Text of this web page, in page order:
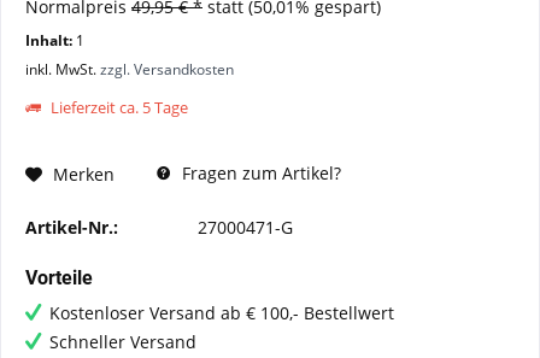
Normalpreis 49,95 € * statt (50,01% gespart)
Inhalt: 1
inkl. MwSt.zzgl. Versandkosten
Lieferzeit ca. 5 Tage
Merken Fragen zum Artikel?
Artikel-Nr.: 27000471-G
Vorteile
Kostenloser Versand ab € 100,- Bestellwert
Schneller Versand